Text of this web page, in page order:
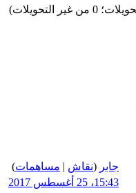
جابر (نقاش | مساهمات)
15:43، 25 أغسطس 2017